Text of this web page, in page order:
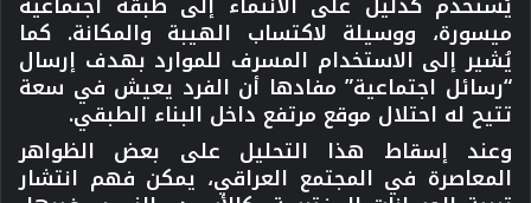
ميسورة، ووسيلة لاكتساب الهيبة والمكانة. كما
يُشير إلى الاستخدام المسرف للموارد بهدف إرسال
“رسائل اجتماعية” مفادها أن الفرد يعيش في سعة
تتيح له احتلال موقع مرتفع داخل البناء الطبقي.
وعند إسقاط هذا التحليل على بعض الظواهر
المعاصرة في المجتمع العراقي، يمكن فهم انتشار